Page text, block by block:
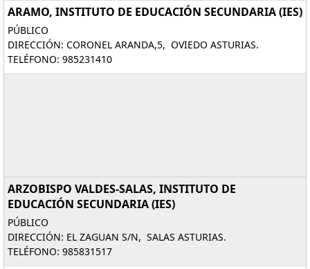
ARAMO, INSTITUTO DE EDUCACIÓN SECUNDARIA (IES)
PÚBLICO
DIRECCIÓN: CORONEL ARANDA,5, OVIEDO ASTURIAS.
TELÉFONO: 985231410
ARZOBISPO VALDES-SALAS, INSTITUTO DE
EDUCACIÓN SECUNDARIA (IES)
PÚBLICO
DIRECCIÓN: EL ZAGUAN S/N, SALAS ASTURIAS.
TELÉFONO: 985831517